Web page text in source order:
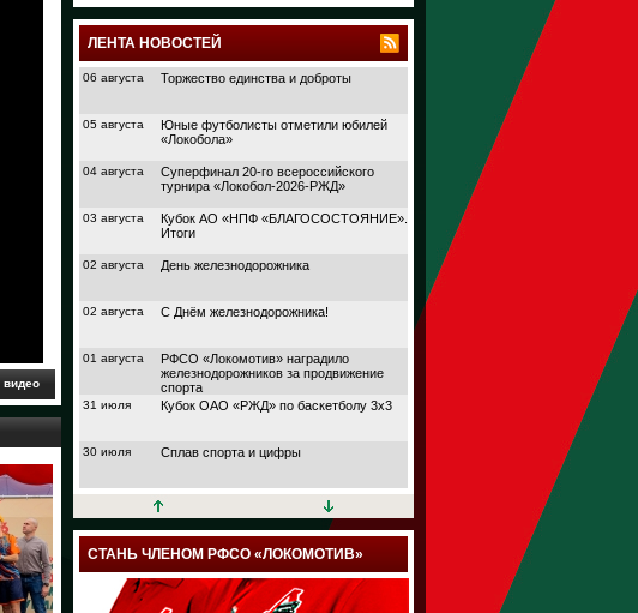
ЛЕНТА НОВОСТЕЙ
06 августа Торжество единства и доброты
05 августа
Юные футболисты отметили юбилей
«Локобола»
04 августа
Суперфинал 20-го всероссийского
турнира «Локобол-2026-РЖД»
03 августа
Кубок АО «НПФ «БЛАГОСОСТОЯНИЕ».
Итоги
02 августа День железнодорожника
02 августа С Днём железнодорожника!
01 августа
РФСО «Локомотив» наградило
железнодорожников за продвижение
спорта
31 июля Кубок ОАО «РЖД» по баскетболу 3х3
30 июля Сплав спорта и цифры
27 июля
Кубок АО «НПФ
Дорога в большой спорт
23 июля Поймали волну удачи
СТАНЬ ЧЛЕНОМ РФСО «ЛОКОМОТИВ»